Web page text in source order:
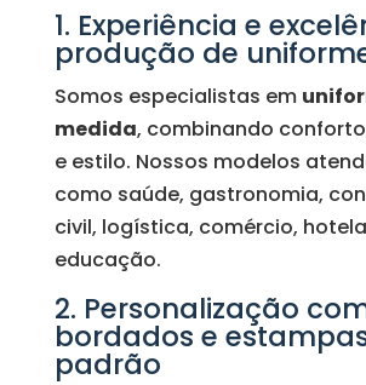
1. Experiência e
produção de
Somos especialistas em
medida, combinando
e estilo. Nossos modelos
como saúde, gastronomia,
civil, logística, comércio,
educação.
2. Personalização
bordados e
padrão